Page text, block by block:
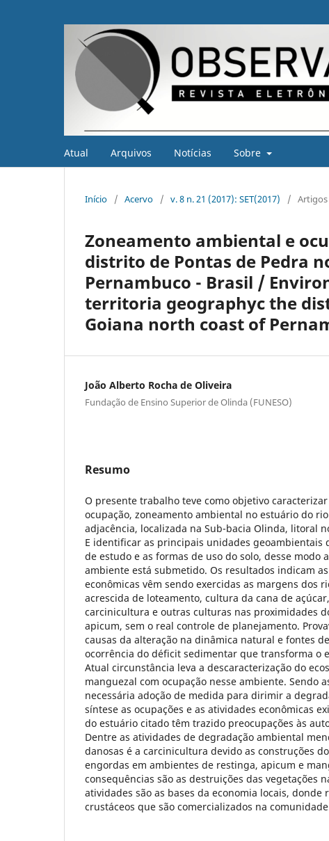
Atual Arquivos Notícias Sobre
Início / Acervo / v. 8 n. 21 (2017): SET(2017) / Artigos
Zoneamento ambiental e
distrito de Pontas de Pedra
Pernambuco - Brasil /
territoria geographyc the
Goiana north coast of
João Alberto Rocha de Oliveira
Fundação de Ensino Superior de Olinda (FUNESO)
Resumo
O presente trabalho teve como objetivo
ocupação, zoneamento ambiental no estuário do
adjacência, localizada na Sub-bacia Olinda, litoral
E identificar as principais unidades geoambientais
de estudo e as formas de uso do solo, desse modo
ambiente está submetido. Os resultados indicam
econômicas vêm sendo exercidas as margens dos
acrescida de loteamento, cultura da cana de
carcinicultura e outras culturas nas proximidades
apicum, sem o real controle de planejamento.
causas da alteração na dinâmica natural e fontes
ocorrência do déficit sedimentar que transforma o
Atual circunstância leva a descaracterização do
manguezal com ocupação nesse ambiente. Sendo
necessária adoção de medida para dirimir a
síntese as ocupações e as atividades econômicas
do estuário citado têm trazido preocupações às
Dentre as atividades de degradação ambiental
danosas é a carcinicultura devido as construções
engordas em ambientes de restinga, apicum e
consequências são as destruições das vegetações
atividades são as bases da economia locais, donde
crustáceos que são comercializados na